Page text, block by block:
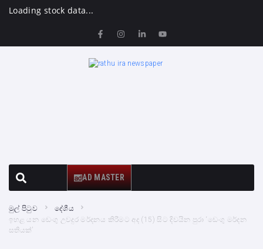
Loading stock data...
AD MASTER
මුල් පිටුව
දේශීය
ඉහළ යන ඩෙංගු උවදුර මර්දනය කිරීමට අද (15) සිට දිවයින පුරා ‘ඩෙංගු මර්දන
සතියක්’